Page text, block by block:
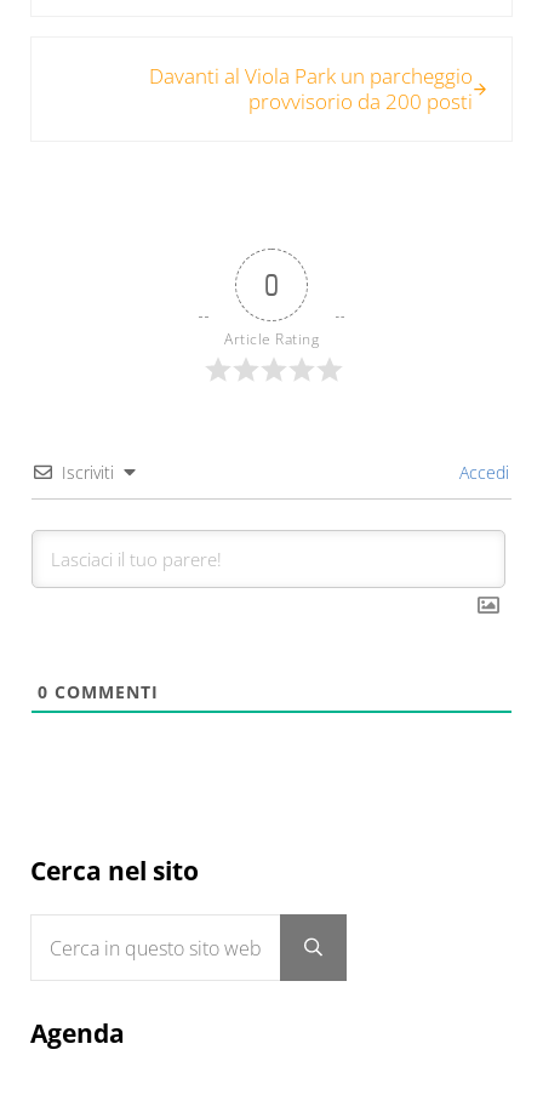
Davanti al Viola Park un parcheggio
provvisorio da 200 posti
0
Article Rating
Iscriviti Accedi
0 COMMENTI
Sidebar
Cerca nel sito
Submit search
Agenda